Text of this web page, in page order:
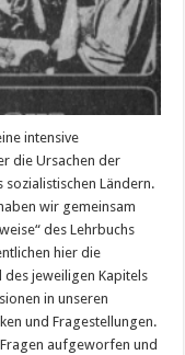
intensive
die Ursachen der
sozialistischen Ländern.
wir gemeinsam
des Lehrbuchs
hier die
des jeweiligen Kapitels
in unseren
und Fragestellungen.
aufgeworfen und